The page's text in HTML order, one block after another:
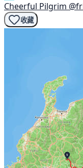
Cheerful Pilgrim
收藏